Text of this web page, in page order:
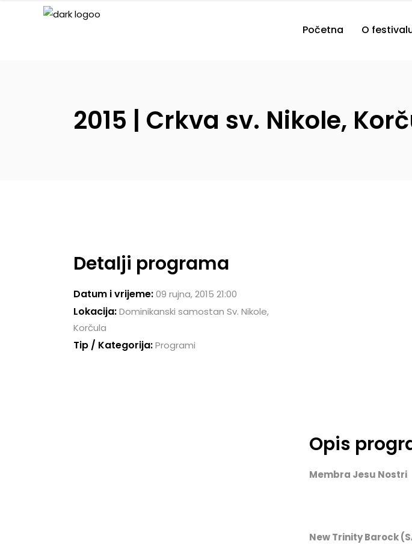
Početna O
2015 | Crkva sv. Nikole,
Detalji programa
Datum i vrijeme:09 rujna, 2015 21:00
Lokacija:Dominikanski samostan Sv. Nikole,
Korčula
Tip / Kategorija:Programi
Opis
Membra Jesu Nostri
New Trinity Barock